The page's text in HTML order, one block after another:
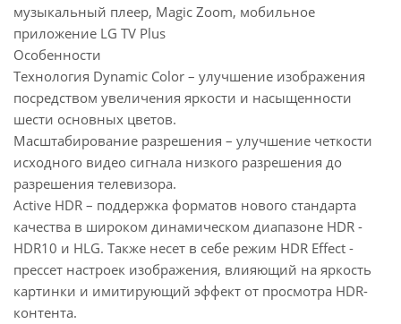
музыкальный плеер, Magic Zoom, мобильное
приложение LG TV Plus
Особенности
Технология Dynamic Color – улучшение изображения
посредством увеличения яркости и насыщенности
шести основных цветов.
Масштабирование разрешения – улучшение четкости
исходного видео сигнала низкого разрешения до
разрешения телевизора.
Active HDR – поддержка форматов нового стандарта
качества в широком динамическом диапазоне HDR -
HDR10 и HLG. Также несет в себе режим HDR Effect -
прессет настроек изображения, влияющий на яркость
картинки и имитирующий эффект от просмотра HDR-
контента.